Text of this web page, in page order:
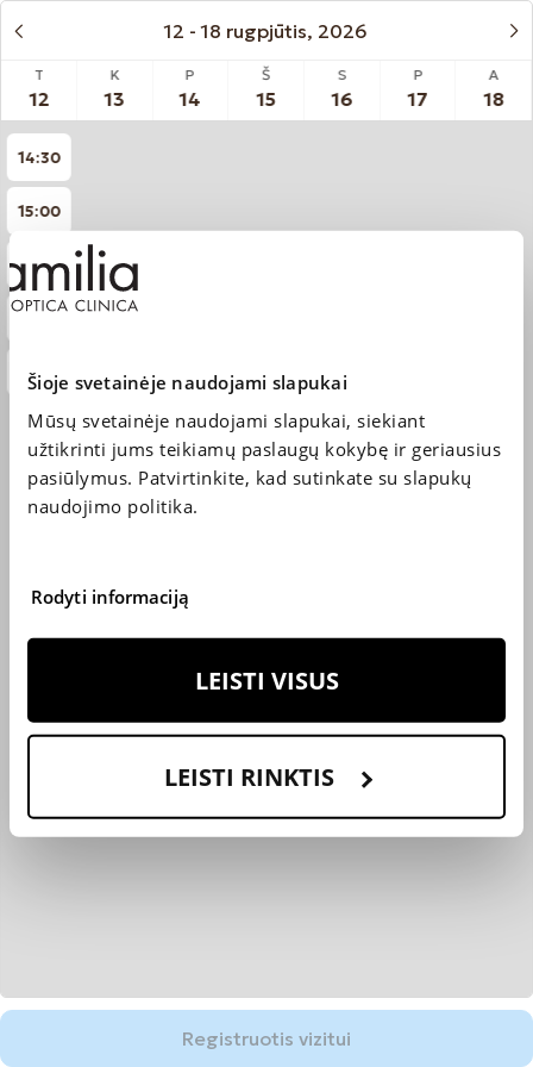
Šioje svetainėje naudojami slapukai
Mūsų svetainėje naudojami slapukai, siekiant
užtikrinti jums teikiamų paslaugų kokybę ir geriausius
pasiūlymus. Patvirtinkite, kad sutinkate su slapukų
naudojimo politika.
Rodyti informaciją
LEISTI VISUS
LEISTI RINKTIS
12 - 18 rugpjūtis, 2026
T
12
14:30
15:00
15:30
16:00
16:30
K
13
P
14
Š
15
S
16
P
17
A
18
Registruotis vizitui